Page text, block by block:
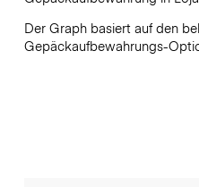
Der Graph basiert auf den
Gepäckaufbewahrungs-